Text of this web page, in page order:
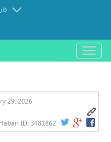
باز
و
29, 2026
Habari ID: 3481862